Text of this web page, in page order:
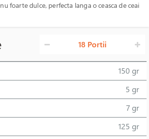
foarte dulce, perfecta langa o ceasca de ceai
18 Portii
150 gr
5 gr
7 gr
125 gr